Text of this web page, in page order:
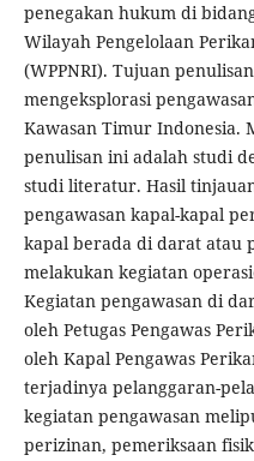
penegakan hukum di
Wilayah Pengelolaan
(WPPNRI). Tujuan
mengeksplorasi
Kawasan Timur Indonesia.
penulisan ini adalah studi
studi literatur. Hasil
pengawasan kapal-kapal
kapal berada di darat atau
melakukan kegiatan
Kegiatan pengawasan di
oleh Petugas Pengawas
oleh Kapal Pengawas
terjadinya pelanggaran-
kegiatan pengawasan
perizinan, pemeriksaan